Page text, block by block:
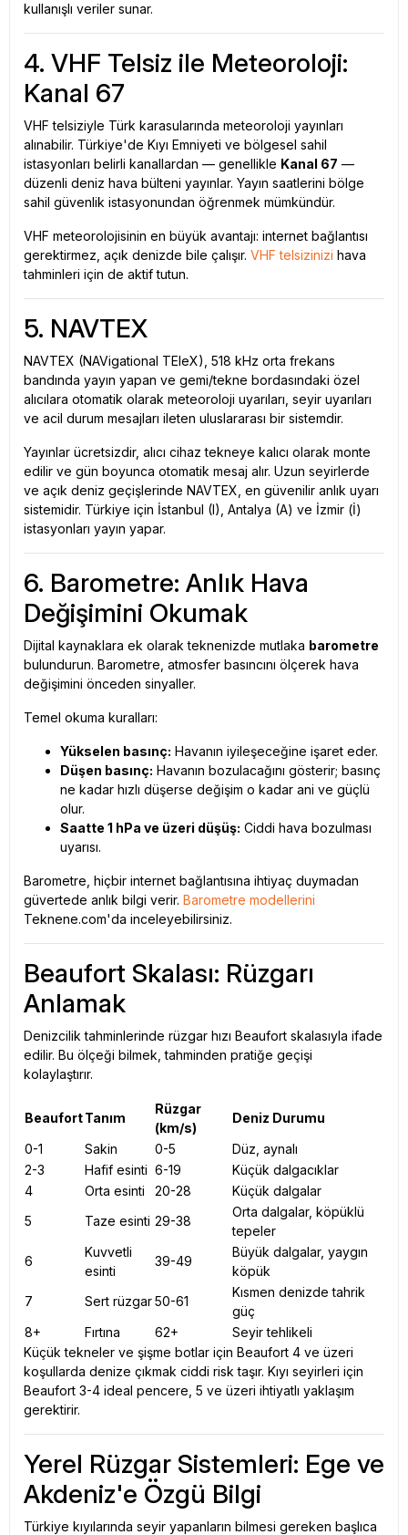
kullanışlı veriler sunar.
4. VHF Telsiz ile Meteoroloji:
Kanal 67
VHF telsiziyle Türk karasularında meteoroloji yayınları
alınabilir. Türkiye'de Kıyı Emniyeti ve bölgesel sahil
istasyonları belirli kanallardan — genellikle Kanal 67 —
düzenli deniz hava bülteni yayınlar. Yayın saatlerini bölge
sahil güvenlik istasyonundan öğrenmek mümkündür.
VHF meteorolojisinin en büyük avantajı: internet bağlantısı
gerektirmez, açık denizde bile çalışır. VHF telsizinizi hava
tahminleri için de aktif tutun.
5. NAVTEX
NAVTEX (NAVigational TEleX), 518 kHz orta frekans
bandında yayın yapan ve gemi/tekne bordasındaki özel
alıcılara otomatik olarak meteoroloji uyarıları, seyir uyarıları
ve acil durum mesajları ileten uluslararası bir sistemdir.
Yayınlar ücretsizdir, alıcı cihaz tekneye kalıcı olarak monte
edilir ve gün boyunca otomatik mesaj alır. Uzun seyirlerde
ve açık deniz geçişlerinde NAVTEX, en güvenilir anlık uyarı
sistemidir. Türkiye için İstanbul (I), Antalya (A) ve İzmir (İ)
istasyonları yayın yapar.
6. Barometre: Anlık Hava
Değişimini Okumak
Dijital kaynaklara ek olarak teknenizde mutlaka barometre
bulundurun. Barometre, atmosfer basıncını ölçerek hava
değişimini önceden sinyaller.
Temel okuma kuralları:
Yükselen basınç: Havanın iyileşeceğine işaret eder.
Düşen basınç: Havanın bozulacağını gösterir; basınç
ne kadar hızlı düşerse değişim o kadar ani ve güçlü
olur.
Saatte 1 hPa ve üzeri düşüş: Ciddi hava bozulması
uyarısı.
Barometre, hiçbir internet bağlantısına ihtiyaç duymadan
güvertede anlık bilgi verir. Barometre modellerini
Teknene.com'da inceleyebilirsiniz.
Beaufort Skalası: Rüzgarı
Anlamak
Denizcilik tahminlerinde rüzgar hızı Beaufort skalasıyla ifade
edilir. Bu ölçeği bilmek, tahminden pratiğe geçişi
kolaylaştırır.
BeaufortTanım
Rüzgar
(km/s)
Deniz Durumu
0-1
Sakin 0-5
Düz, aynalı
2-3
Hafif esinti 6-19
Küçük dalgacıklar
4
Orta esinti 20-28
Küçük dalgalar
5
Taze esinti 29-38
Orta dalgalar, köpüklü
tepeler
6
Kuvvetli
esinti
39-49
Büyük dalgalar, yaygın
köpük
7
Sert rüzgar50-61
Kısmen denizde tahrik
güç
8+
Fırtına 62+
Seyir tehlikeli
Küçük tekneler ve şişme botlar için Beaufort 4 ve üzeri
koşullarda denize çıkmak ciddi risk taşır. Kıyı seyirleri için
Beaufort 3-4 ideal pencere, 5 ve üzeri ihtiyatlı yaklaşım
gerektirir.
Yerel Rüzgar Sistemleri: Ege ve
Akdeniz'e Özgü Bilgi
Türkiye kıyılarında seyir yapanların bilmesi gereken başlıca